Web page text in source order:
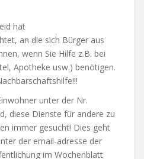
hat
an die sich Bürger aus
wenn Sie Hilfe z.B. bei
Apotheke usw.) benötigen.
unter der Nr.
diese Dienste für andere zu
immer gesucht! Dies geht
der email-adresse der
im Wochenblatt